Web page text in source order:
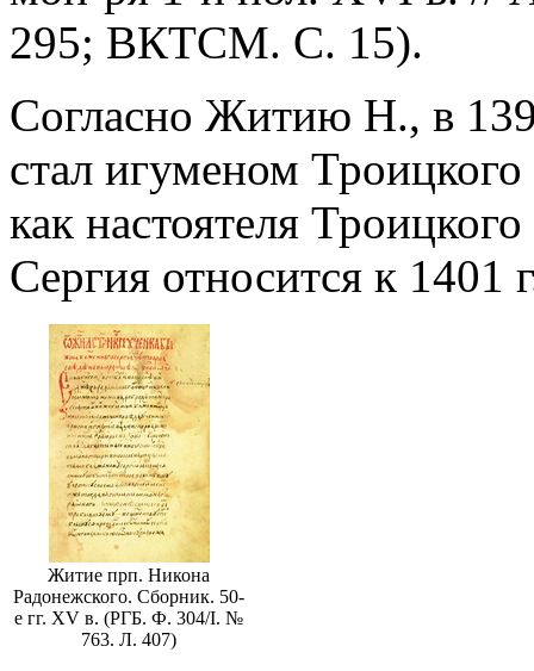
295; ВКТСМ. С. 15).
Согласно Житию Н., в
стал игуменом
как настоятеля
Сергия относится к 1401
Житие прп. Никона
Радонежского. Сборник. 50-
е гг. XV в. (РГБ. Ф. 304/I. №
763. Л. 407)